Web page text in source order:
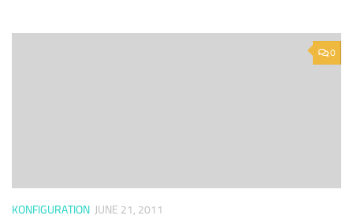
0
KONFIGURATION JUNE 21, 2011